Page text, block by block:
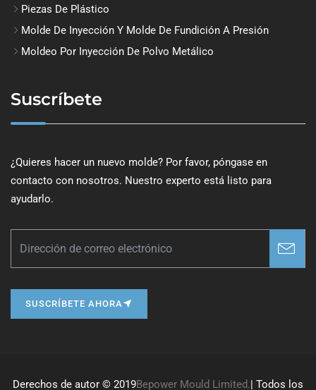
Piezas De Plástico
Molde De Inyección Y Molde De Fundición A Presión
Moldeo Por Inyección De Polvo Metálico
Suscríbete
¿Quieres hacer un nuevo molde? Por favor, póngase en
contacto con nosotros. Nuestro experto está listo para
ayudarlo.
SUSCRÍBETE AHORA
Derechos de autor © 2019Bepower Mould Limited.| Todos los